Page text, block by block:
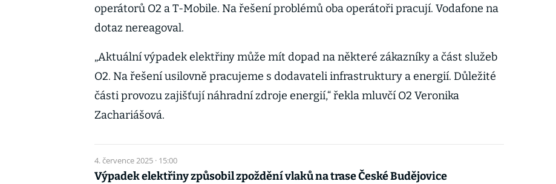
operátorů O2 a T-Mobile. Na řešení problémů oba operátoři pracují. Vodafone na
dotaz nereagoval.
„Aktuální výpadek elektřiny může mít dopad na některé zákazníky a část služeb
O2. Na řešení usilovně pracujeme s dodavateli infrastruktury a energií. Důležité
části provozu zajišťují náhradní zdroje energií,“ řekla mluvčí O2 Veronika
Zachariášová.
4. července 2025 · 15:00
Výpadek elektřiny způsobil zpoždění vlaků na trase České Budějovice